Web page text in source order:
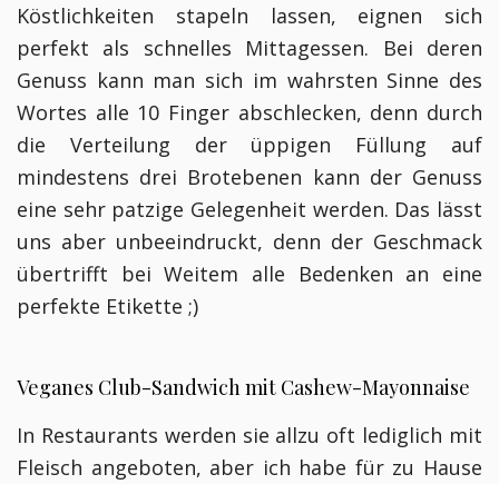
Köstlichkeiten stapeln lassen, eignen sich
perfekt als schnelles Mittagessen. Bei deren
Genuss kann man sich im wahrsten Sinne des
Wortes alle 10 Finger abschlecken, denn durch
die Verteilung der üppigen Füllung auf
mindestens drei Brotebenen kann der Genuss
eine sehr patzige Gelegenheit werden. Das lässt
uns aber unbeeindruckt, denn der Geschmack
übertrifft bei Weitem alle Bedenken an eine
perfekte Etikette ;)
Veganes Club-Sandwich mit Cashew-Mayonnaise
In Restaurants werden sie allzu oft lediglich mit
Fleisch angeboten, aber ich habe für zu Hause